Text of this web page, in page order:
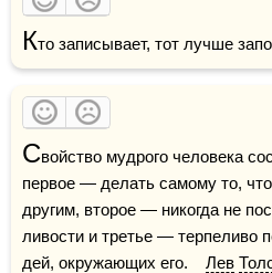
Кто записывает, тот лучше
Свойство мудрого человека
первое — делать самому то,
другим, второе — никогда не
ливости и третье — терпеливо
дей, окружающих его. Лев